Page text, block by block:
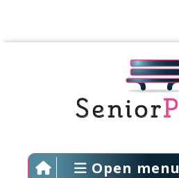
Open menu